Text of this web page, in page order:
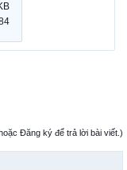
Đăng ký để trả lời bài viết.)